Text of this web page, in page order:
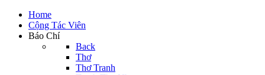
Home
Cộng Tác Viên
Báo Chí
Back
Thơ
Thơ Tranh